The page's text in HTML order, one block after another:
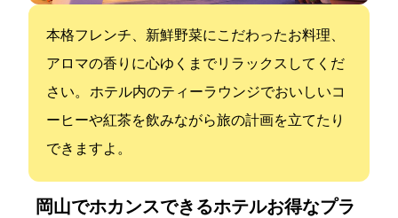
本格フレンチ、新鮮野菜にこだわったお料理、
アロマの香りに心ゆくまでリラックスしてくだ
さい。 ホテル内のティーラウンジでおいしいコ
ーヒーや紅茶を飲みながら旅の計画を立てたり
できますよ。
岡山でホカンスできるホテル:お得なプラ